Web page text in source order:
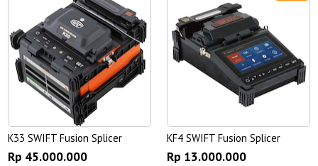
K33 SWIFT Fusion Splicer
Rp 45.000.000
KF4 SWIFT Fusion Splicer
Rp 13.000.000